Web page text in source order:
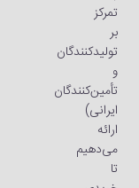
تمرکز
بر
تولیدکنندگان
و
تأمین‌کنندگان
ایرانی)
ارائه
می‌دهیم
تا